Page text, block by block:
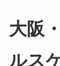
大阪
ルス